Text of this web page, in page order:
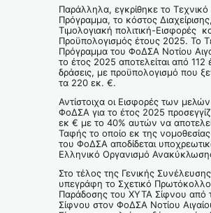
Παράλληλα, εγκρίθηκε το Τεχνικό
Πρόγραμμα, το κόστος
Τιμολογιακή πολιτική-Εισφορές
Προϋπολογισμός έτους 2025. Το
Πρόγραμμα του ΦοΔΣΑ Νοτίου
το έτος 2025 αποτελείται από 112
δράσεις, με προϋπολογισμό που
τα 220 εκ. €.
Αντίστοιχα οι Εισφορές των
ΦοΔΣΑ για το έτος 2025
εκ € με το 40% αυτών να
Ταφής το οποίο εκ της
του ΦοΔΣΑ αποδίδεται
Ελληνικό Οργανισμό
Στο τέλος της Γενικής Συνέλευσης
υπεγράφη το Σχετικό Πρωτόκολλο
Παράδοσης του ΧΥΤΑ Σίφνου από
Σίφνου στον ΦοΔΣΑ Νοτίου